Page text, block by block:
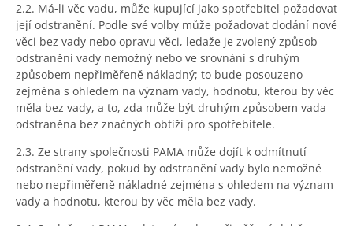
2.2. Má-li věc vadu, může kupující jako spotřebitel požadovat
její odstranění. Podle své volby může požadovat dodání nové
věci bez vady nebo opravu věci, ledaže je zvolený způsob
odstranění vady nemožný nebo ve srovnání s druhým
způsobem nepřiměřeně nákladný; to bude posouzeno
zejména s ohledem na význam vady, hodnotu, kterou by věc
měla bez vady, a to, zda může být druhým způsobem vada
odstraněna bez značných obtíží pro spotřebitele.
2.3. Ze strany společnosti PAMA může dojít k odmítnutí
odstranění vady, pokud by odstranění vady bylo nemožné
nebo nepřiměřeně nákladné zejména s ohledem na význam
vady a hodnotu, kterou by věc měla bez vady.